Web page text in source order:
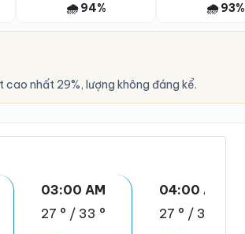
🌧️ 94% 🌧️ 93%
nhất 29%, lượng không đáng kể.
03:00 AM
27 ° / 33 °
04:00 AM
27 ° / 33 °